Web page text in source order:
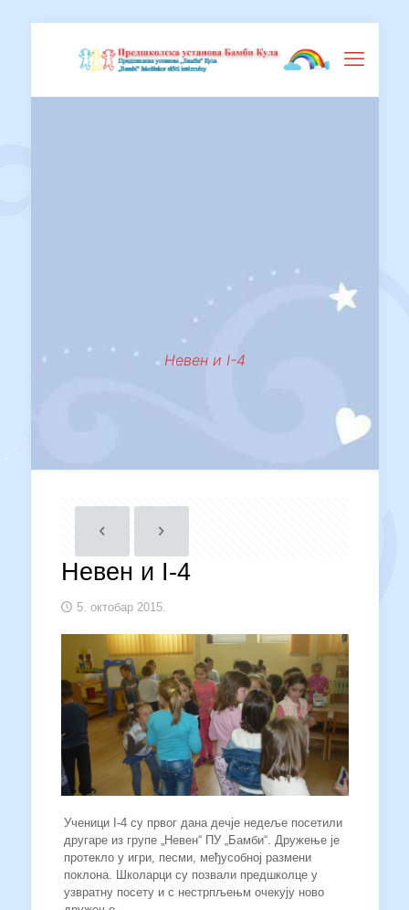
Невен и I-4
Невен и I-4
5. октобар 2015.
Ученици I-4 су првог дана дечје недеље посетили
другаре из групе „Невен“ ПУ „Бамби“. Дружење је
протекло у игри, песми, међусобној размени
поклона. Школарци су позвали предшколце у
узвратну посету и с нестрпљењм очекују ново